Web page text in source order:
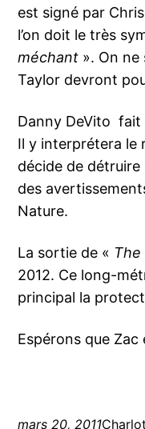
est signé par
l’on doit le très
méchant ». On ne
Taylor devront
Danny DeVito fait
Il y interprétera le
décide de
des
Nature.
La sortie de « The
2012. Ce long-
principal la
Espérons que
mars 20, 2011